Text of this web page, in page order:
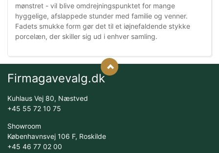
mønstret - vil blive omdrejningspunktet for mange
hyggelige, afslappede stunder med familie og venner.
Fadets smukke form gør det til et iøjnefaldende stykke
porcelæn, der skiller sig ud i enhver samling.
Firmagavevalg.dk
Kuhlaus Vej 80, Næstved
+45 55 72 10 75
Showroom
Københavnsvej 106 F, Roskilde
+45 46 77 02 00